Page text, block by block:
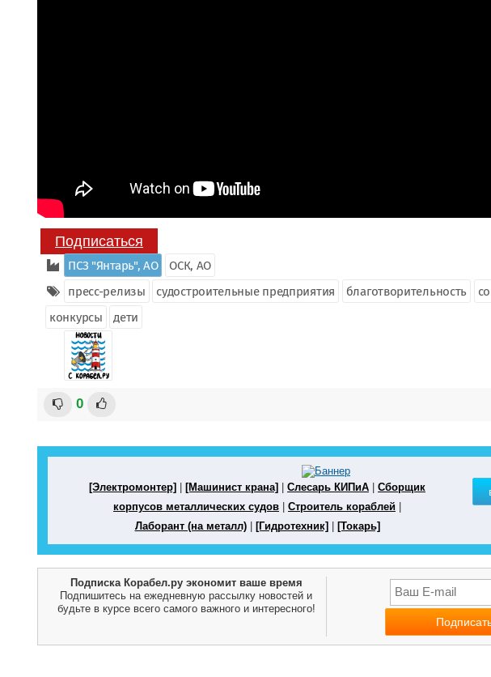
Подписаться
ПСЗ "Янтарь", АО
ОСК, АО
пресс-релизы
судостроительные предприятия благотворительность
конкурсы
дети
0
[Электромонтер] | [Машинист крана] | Слесарь КИПиА | Сборщик
корпусов металлических судов | Строитель кораблей |
Лаборант (на металл)| [Гидротехник]| [Токарь]
Подписка Корабел.ру экономит ваше время
Подпишитесь на ежедневную рассылку новостей и
будьте в курсе всего самого важного и интересного!